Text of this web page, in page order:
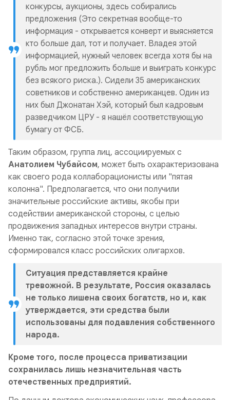
конкурсы, аукционы, здесь собирались
предложения (Это секретная вообще-то
информация - открывается конверт и выясняется
кто больше дал, тот и получает. Владея этой
информацией, нужный человек всегда хотя бы на
рубль мог предложить больше и выиграть конкурс
без всякого риска.). Сидели 35 американских
советников и собственно американцев. Один из
них был Джонатан Хэй, который был кадровым
разведчиком ЦРУ - я нашёл соответствующую
бумагу от ФСБ.
Таким образом, группа лиц, ассоциируемых с
Анатолием Чубайсом, может быть охарактеризована
как своего рода коллаборационисты или "пятая
колонна". Предполагается, что они получили
значительные российские активы, якобы при
содействии американской стороны, с целью
продвижения западных интересов внутри страны.
Именно так, согласно этой точке зрения,
сформировался класс российских олигархов.
Ситуация представляется крайне
тревожной. В результате, Россия оказалась
не только лишена своих богатств, но и, как
утверждается, эти средства были
использованы для подавления собственного
народа.
Кроме того, после процесса приватизации
сохранилась лишь незначительная часть
отечественных предприятий.
Я - политический блогер Михаил Советский. В
марте 2022 года Гугл удалил все мои каналы на
ютубе с 500 тыс. подписчиков за то, что там